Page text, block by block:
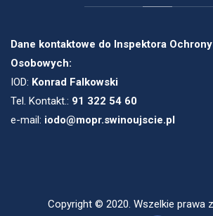
Dane kontaktowe do Inspektora
Osobowych:
IOD: Konrad Falkowski
Tel. Kontakt.: 91 322 54 60
e-mail: iodo@mopr.swinoujscie.pl
Copyright © 2020. Wszelkie prawa